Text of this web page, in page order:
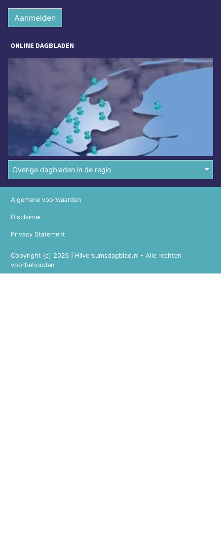
Aanmelden
ONLINE DAGBLADEN
Overige dagbladen in de regio
Copyright (c) 2026 | Hilversumsdagblad.nl - Alle rechten
voorbehouden
Algemene voorwaarden
Disclaimer
Privacy Statement